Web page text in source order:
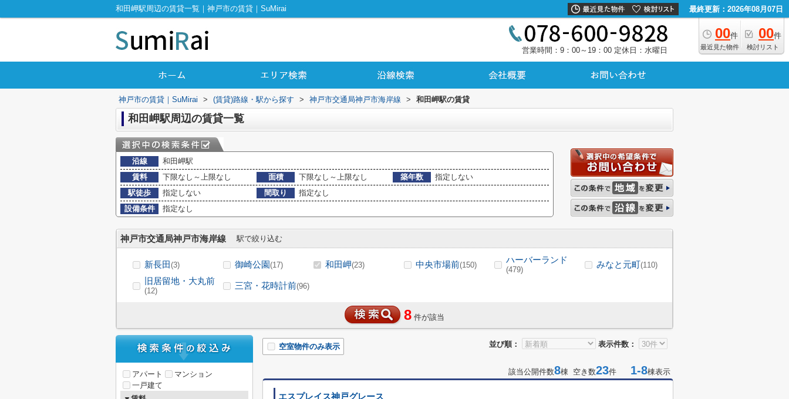
和田岬駅周辺の賃貸一覧｜神戸市の賃貸｜SuMirai 最終更新：2026年08月07日
00件
最近見た物件
00件
検討リスト
営業時間：9：00～19：00 定休日：水曜日
神戸市の賃貸｜SuMirai > (賃貸)路線・駅から探す > 神戸市交通局神戸市海岸線 > 和田岬駅の賃貸
和田岬駅周辺の賃貸一覧
沿線
和田岬駅
賃料
下限なし～上限なし 面積 下限なし～上限なし 築年数
指定しない
駅徒歩
指定しない 間取り
指定なし
設備条件
指定なし
神戸市交通局神戸市海岸線 駅で絞り込む
新長田(3) 御崎公園(17) 和田岬(23) 中央市場前(150)
ハーバーランド
(479)
みなと元町(110)
旧居留地・大丸前
(12)
三宮・花時計前(96)
8 件が該当
並び順： 表示件数：
空室物件のみ表示
該当公開件数8棟 空き数23件 1-8棟表示
エスプレイス神戸グレース
アパート
マンション
一戸建て